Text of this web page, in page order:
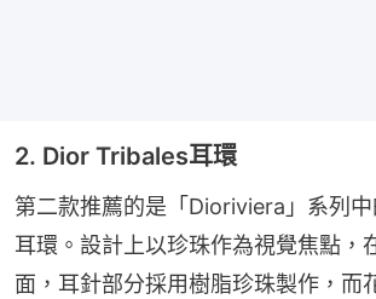
2. Dior Tribales耳環
第二款推薦的是「Dioriviera」系列
耳環。設計上以珍珠作為視覺焦點，
面，耳針部分採用樹脂珍珠製作，而